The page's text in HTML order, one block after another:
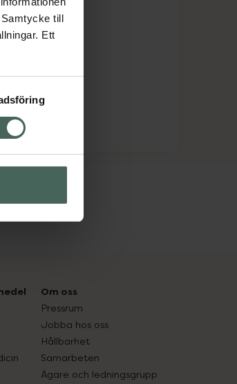
till
Ett
Om oss
Pressrum
Jobba hos oss
Hållbarhet
Samarbeten
Ägare och ledningsgrupp